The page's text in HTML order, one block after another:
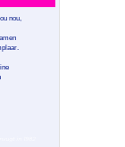
nou,